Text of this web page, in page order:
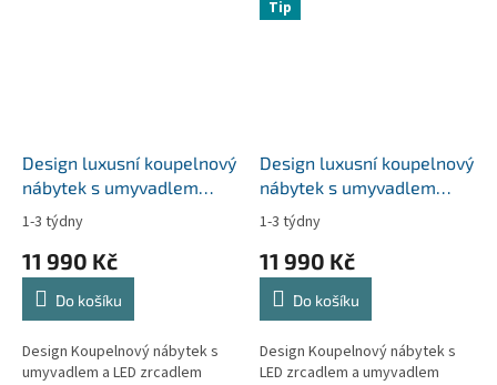
Design luxusní koupelnový
nábytek s umyvadlem
LONATO vel.60-80cm
Průměrné
produktu
5,0
5
hvězdiček.
1-3 týdny
11 990 Kč
Do košíku
Design Koupelnový nábytek s
umyvadlem a LED zrcadlem
Tip
Design luxusní koupelnový
nábytek s umyvadlem
SALERNO vel. 60-100cm
Průměrné
produktu
5,0
5
hvězdiček.
1-3 týdny
11 990 Kč
Do košíku
Design Koupelnový nábytek s
LED zrcadlem a umyvadlem